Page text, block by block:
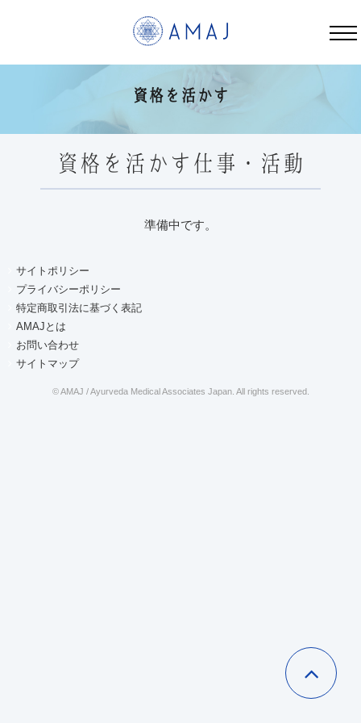
資格を活かす
資格を活かす仕事・活動
準備中です。
サイトポリシー
プライバシーポリシー
特定商取引法に基づく表記
AMAJとは
お問い合わせ
サイトマップ
© AMAJ / Ayurveda Medical Associates Japan. All rights reserved.